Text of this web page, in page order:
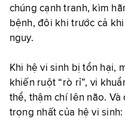
chúng cạnh tranh, kìm
bệnh, đôi khi trước cả
nguy.
Khi hệ vi sinh bị tổn hại,
khiến ruột “rò rỉ”, vi
thể, thậm chí lên não.
trọng nhất của hệ vi